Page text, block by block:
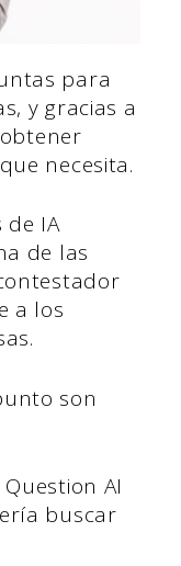
para
y gracias a
necesita.
de IA
de las
a los
son
AI
buscar